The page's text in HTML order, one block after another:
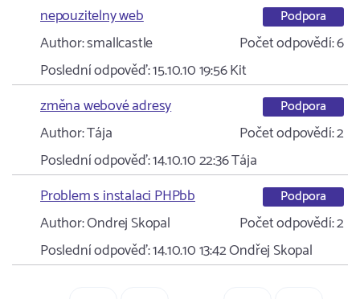
nepouzitelny web
Podpora
Author:smallcastle Počet odpovědí:6
Poslední odpověď:15.10.10 19:56Kit
změna webové adresy
Podpora
Author:Tája Počet odpovědí:2
Poslední odpověď:14.10.10 22:36Tája
Problem s instalaci PHPbb
Podpora
Author:Ondrej Skopal Počet odpovědí:2
Poslední odpověď:14.10.10 13:42Ondřej Skopal